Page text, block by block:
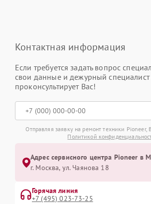
Контактная информация
Если требуется задать вопрос
свои данные и дежурный специалист
проконсультирует Вас!
Отправляя заявку на ремонт техники Pioneer,
Политикой
Адрес сервисного центра Pioneer в
г. Москва, ул. Чаянова 18
Горячая линия
+7 (495) 023-73-25